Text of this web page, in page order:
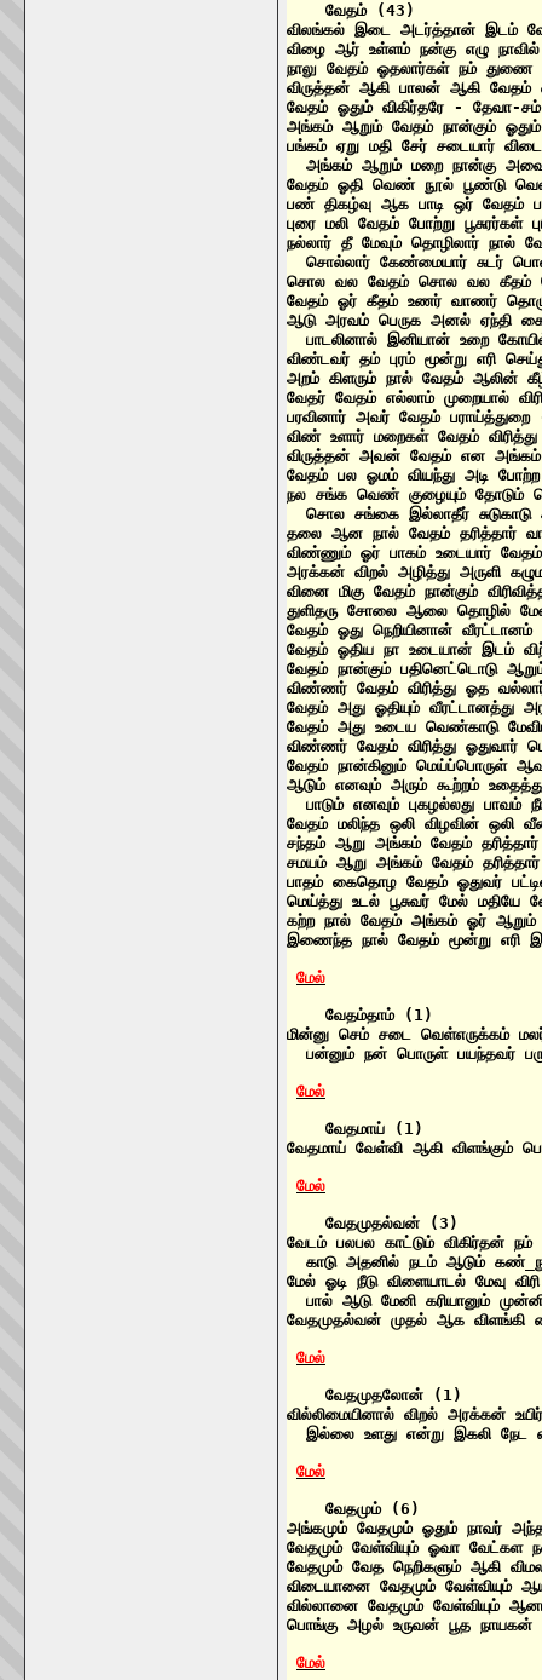
    வேதம் (43)
விலங்கல் இடை அடர்த்தான் இடம்
விழை ஆர் உள்ளம் நன்கு எழு
நாலு வேதம் ஓதலார்கள் நம்
விருத்தன் ஆகி பாலன் ஆகி
வேதம் ஓதும் விகிர்தரே - தேவா-
அங்கம் ஆறும் வேதம் நான்கும்
பங்கம் ஏறு மதி சேர் சடையார்
அங்கம் ஆறும் மறை நான்கு
வேதம் ஓதி வெண் நூல் பூண்டு
பண் திகழ்வு ஆக பாடி ஒர் வேதம்
புரை மலி வேதம் போற்று
நல்லார் தீ மேவும் தொழிலார் நால்
சொல்லார் கேண்மையார் சுடர்
சொல வல வேதம் சொல வல கீதம்
வேதம் ஓர் கீதம் உணர் வாணர்
ஆடு அரவம் பெருக அனல் ஏந்தி
பாடலினால் இனியான் உறை
விண்டவர் தம் புரம் மூன்று எரி
அறம் கிளரும் நால் வேதம் ஆலின்
வேதர் வேதம் எல்லாம் முறையால்
பரவினார் அவர் வேதம்
விண் உளார் மறைகள் வேதம்
விருத்தன் அவன் வேதம் என
வேதம் பல ஓமம் வியந்து அடி
நல சங்க வெண் குழையும் தோடும்
சொல சங்கை இல்லாதீர் சுடுகாடு
தலை ஆன நால் வேதம் தரித்தார்
விண்ணும் ஓர் பாகம் உடையார்
அரக்கன் விறல் அழித்து அருளி
வினை மிகு வேதம் நான்கும்
துளிதரு சோலை ஆலை தொழில்
வேதம் ஓது நெறியினான்
வேதம் ஓதிய நா உடையான் இடம்
வேதம் நான்கும் பதினெட்டொடு
விண்ணர் வேதம் விரித்து ஓத
வேதம் அது ஓதியும்
வேதம் அது உடைய வெண்காடு
விண்ணர் வேதம் விரித்து ஓதுவார்
வேதம் நான்கினும் மெய்ப்பொருள்
ஆடும் எனவும் அரும் கூற்றம்
பாடும் எனவும் புகழல்லது பாவம்
வேதம் மலிந்த ஒலி விழவின்
சந்தம் ஆறு அங்கம் வேதம்
சமயம் ஆறு அங்கம் வேதம்
பாதம் கைதொழ வேதம் ஓதுவர்
மெய்த்து உடல் பூசுவர் மேல்
கற்ற நால் வேதம் அங்கம் ஓர் ஆறும்
இணைந்த நால் வேதம் மூன்று எரி
மேல்
    வேதம்தாம் (1)
மின்னு செம் சடை வெள்எருக்கம்
பன்னும் நன் பொருள் பயந்தவர்
மேல்
    வேதமாய் (1)
வேதமாய் வேள்வி ஆகி விளங்கும்
மேல்
    வேதமுதல்வன் (3)
வேடம் பலபல காட்டும் விகிர்தன்
காடு அதனில் நடம் ஆடும்
மேல் ஓடி நீடு விளையாடல் மேவு
பால் ஆடு மேனி கரியானும்
வேதமுதல்வன் முதல் ஆக
மேல்
    வேதமுதலோன் (1)
வில்லிமையினால் விறல் அரக்கன்
இல்லை உளது என்று இகலி நேட
மேல்
    வேதமும் (6)
அங்கமும் வேதமும் ஓதும் நாவர்
வேதமும் வேள்வியும் ஓவா வேட்கள
வேதமும் வேத நெறிகளும் ஆகி
விடையானை வேதமும் வேள்வியும்
வில்லானை வேதமும் வேள்வியும்
பொங்கு அழல் உருவன் பூத நாயகன்
மேல்